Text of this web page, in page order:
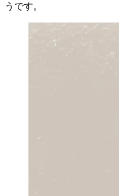
うです。